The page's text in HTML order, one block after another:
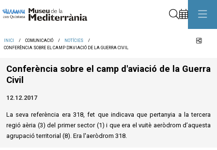
INICI COMUNICACIÓ
NOTÍCIES
CONFERÈNCIA SOBRE EL CAMP D'AVIACIÓ DE LA GUERRA CIVIL
Conferència sobre el camp d'aviació de la Guerra
Civil
12.12.2017
La seva referència era 318, fet que indicava que pertanyia a la tercera
regió aèria (3) del primer sector (1) i que era el vuitè aeròdrom d’aquesta
agrupació territorial (8). Era l'aeròdrom 318.